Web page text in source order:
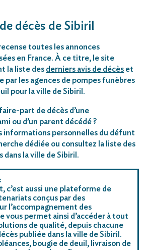
décès de Sibiril
toutes les annonces
en France. À ce titre, le site
la liste des derniers avis de décès et
par les agences de pompes funèbres
pour la ville de Sibiril.
part de décès d’une
ou d’un parent décédé ?
informations personnelles du défunt
dédiée ou consultez la liste des
dans la ville de Sibiril.
:
c’est aussi une plateforme de
conçus par des
l’accompagnement des
vous permet ainsi d’accéder à tout
de qualité, depuis chacune
publiée dans la ville de Sibiril.
bougie de deuil, livraison de